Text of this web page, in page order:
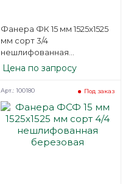
Фанера ФК 15 мм 1525х1525
мм сорт 3/4
нешлифованная
березовая
Цена по запросу
Под заказ
Арт.: 100180